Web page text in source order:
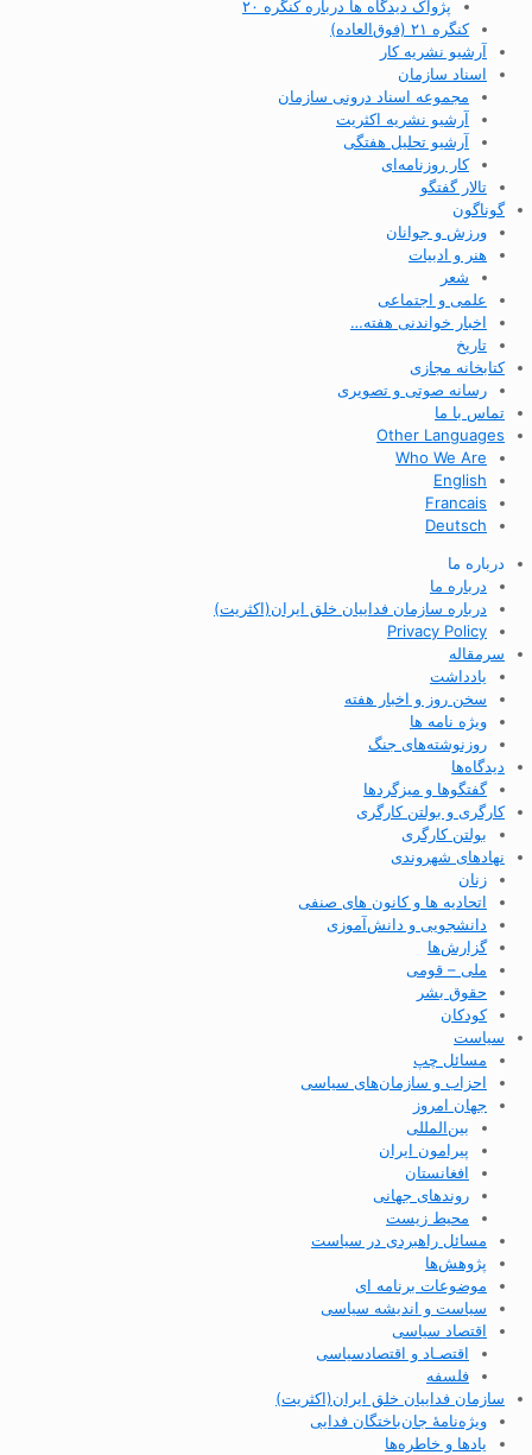
پژواک دیدگاه ها درباره کنگره ۲۰
کنگره ۲۱ (فوق‌العاده)
آرشیو نشریه کار
اسناد سازمان
مجموعه اسناد درونی سازمان
آرشیو نشریه اکثریت
آرشیو تحلیل هفتگی
کار روزنامه‌ای
تالار گفتگو
گوناگون
ورزش و جوانان
هنر و ادبیات
شعر
علمی و اجتماعی
اخبار خواندنی هفته…
تاریخ
کتابخانه مجازی
رسانه صوتی و تصویری
تماس با ما
Other Languages
Who We Are
English
Francais
Deutsch
درباره ما
درباره ما
درباره سازمان فداییان خلق ایران(اکثریت)
Privacy Policy
سرمقاله
یادداشت
سخن روز و اخبار هفته
ویژه نامه ها
روزنوشته‌های جنگ
دیدگاه‌ها
گفتگوها و میزگردها
کارگری و بولتن کارگری
بولتن کارگری
نهادهای شهروندی
زنان
اتحادیه ها و کانون های صنفی
دانشجویی و دانش‌آموزی
گزارش‌ها
ملی – قومی
حقوق بشر
کودکان
سیاست
مسائل چپ
احزاب و سازمان‌های سیاسی
جهان امروز
بین‌المللی
پیرامون ایران
افغانستان
روندهای جهانی
محیط زیست
مسائل راهبردی در سیاست
پژوهش‌ها
موضوعات برنامه ای
سیاست و اندیشه سیاسی
اقتصاد سیاسی
اقتصـاد و اقتصاد‌سیاسی
فلسفه
سازمان فداییان خلق ایران(اکثریت)
ویژه‌نامهٔ جان‌باختگان فدایی
یادها و خاطره‌ها